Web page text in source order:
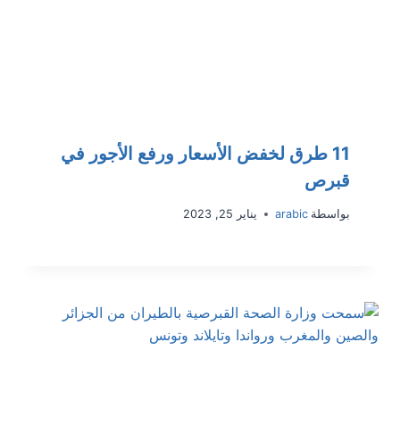
11 طرق لخفض الأسعار ورفع الأجور في
قبرص
بواسطة arabic يناير 25, 2023